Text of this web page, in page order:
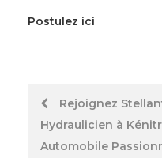
Postulez ici
Post
navigation
Rejoignez
Hydraulicien à
Automobile